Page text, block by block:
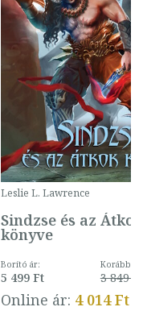
Leslie L. Lawrence
Sindzse és az Átkok
könyve
Borító ár:
5 499 Ft
Korábbi
3 849 Ft
Online ár: 4 014 Ft